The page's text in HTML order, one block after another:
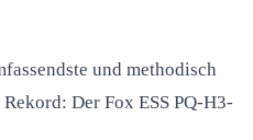
und methodisch
Der Fox ESS PQ-H3-